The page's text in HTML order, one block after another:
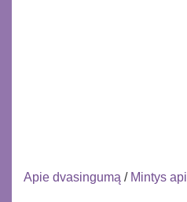
Apie dvasingumą / Mintys